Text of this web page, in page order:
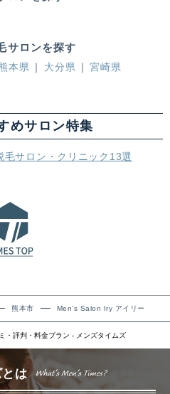
サロンを探す
本県 大分県
宮崎県
めサロン特集
サロン・クリニック13選
熊本市 Men’s Salon Iry アイリー
・評判・料金プラン - メンズタイムズ
は